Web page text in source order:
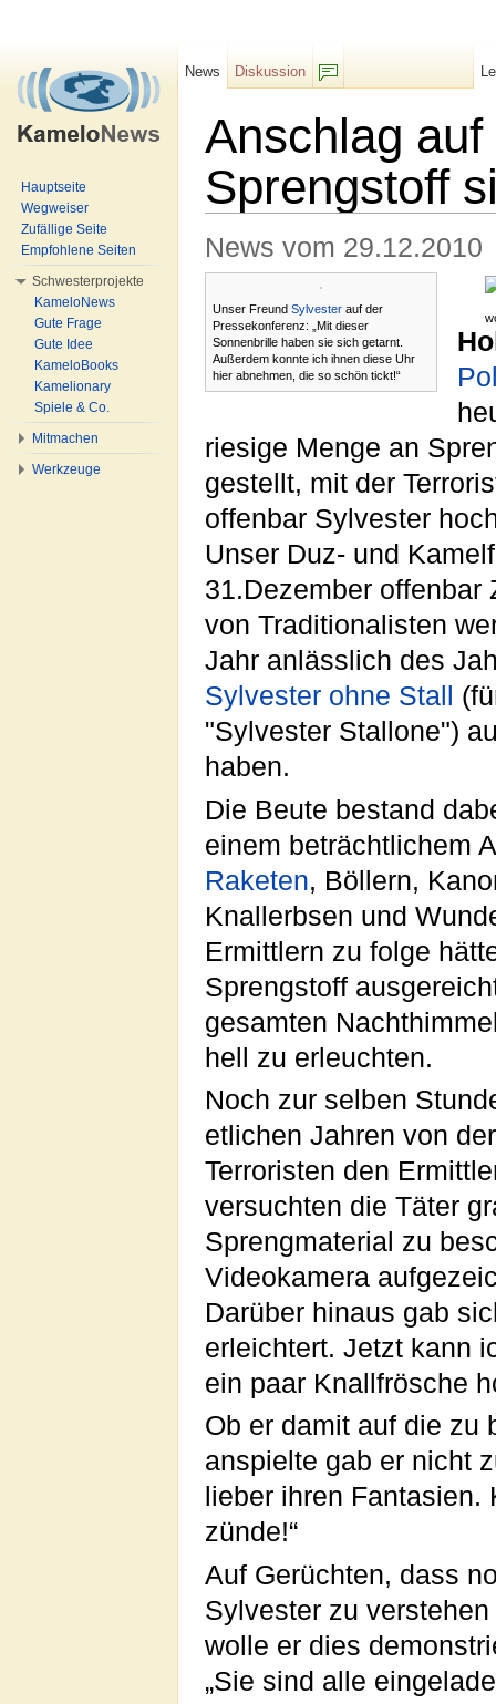
Anschlag
Sprengstoff
News vom 29.12.2010
Unser Freund Sylvester auf der
Pressekonferenz: „Mit dieser
Sonnenbrille haben sie sich getarnt.
Außerdem konnte ich ihnen diese Uhr
hier abnehmen, die so schön tickt!“
riesige Menge an
gestellt, mit der
offenbar Sylvester
Unser Duz- und
31.Dezember offenbar
von Traditionalisten
Jahr anlässlich des
Sylvester ohne Stall
"Sylvester Stallone")
haben.
Die Beute bestand
einem beträchtlichem
Raketen, Böllern,
Knallerbsen und
Ermittlern zu folge
Sprengstoff
gesamten
hell zu erleuchten.
Noch zur selben
etlichen Jahren von
Terroristen den
versuchten die Täter
Sprengmaterial zu
Videokamera
Darüber hinaus gab
erleichtert. Jetzt kann
ein paar Knallfrösche
Ob er damit auf die zu
anspielte gab er nicht
lieber ihren
zünde!“
Auf Gerüchten, dass
Sylvester zu
wolle er dies
„Sie sind alle
News
Diskussion
Hauptseite
Wegweiser
Zufällige Seite
Empfohlene Seiten
Schwesterprojekte
KameloNews
Gute Frage
Gute Idee
KameloBooks
Kamelionary
Spiele & Co.
Mitmachen
Werkzeuge